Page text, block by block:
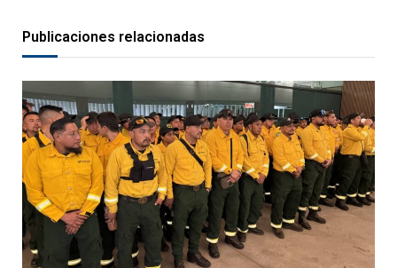
Publicaciones relacionadas